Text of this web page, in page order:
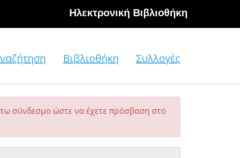
Hλεκτρονική Βιβλιοθήκη
Βιβλιοθήκη Συλλογές
σύνδεσμο ώστε να έχετε πρόσβαση στο